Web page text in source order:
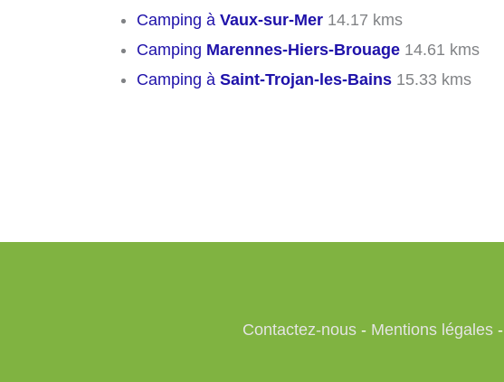
Camping à Vaux-sur-Mer 14.17 kms
Camping Marennes-Hiers-Brouage 14.61 kms
Camping à Saint-Trojan-les-Bains 15.33 kms
Contactez-nous- Mentions légales-